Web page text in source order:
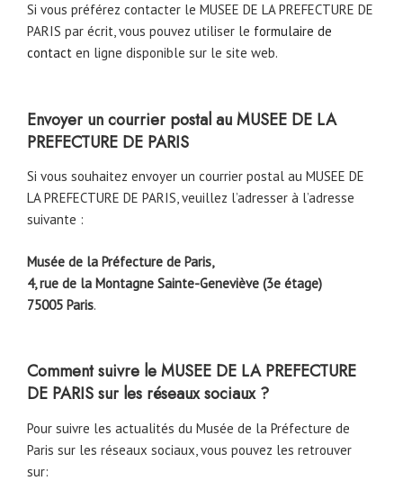
Si vous préférez contacter le MUSEE DE LA PREFECTURE DE
PARIS par écrit, vous pouvez utiliser le formulaire de
contact en ligne disponible sur le site web.
Envoyer un courrier postal au MUSEE DE LA
PREFECTURE DE PARIS
Si vous souhaitez envoyer un courrier postal au MUSEE DE
LA PREFECTURE DE PARIS, veuillez l’adresser à l’adresse
suivante :
Musée de la Préfecture de Paris,
4, rue de la Montagne Sainte-Geneviève (3e étage)
75005 Paris.
Comment suivre le MUSEE DE LA PREFECTURE
DE PARIS sur les réseaux sociaux ?
Pour suivre les actualités du Musée de la Préfecture de
Paris sur les réseaux sociaux, vous pouvez les retrouver
sur: